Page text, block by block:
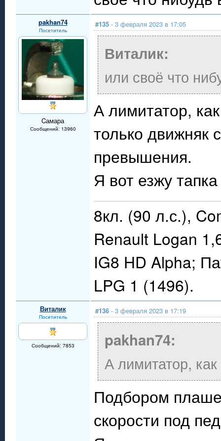
pakhan74
Посетитель
Cамара
Сообщений: 13960
#135 - 3 февраля 2023 в 17:05
Виталик:
или своё что
А лимитатор,
только движняк
превышения.
Я вот езжу
8кл. (90 л.с.),
Renault Logan
IG8 HD Alpha;
LPG 1 (1496).
Виталик
Посетитель
Сообщений: 7853
#136 - 3 февраля 2023 в 17:19
pakhan74:
А лимитатор,
Подбором
скорости под